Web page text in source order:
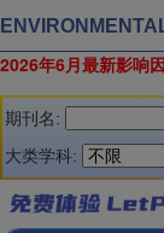
2026年6月最新影响
期刊名:
大类学科: